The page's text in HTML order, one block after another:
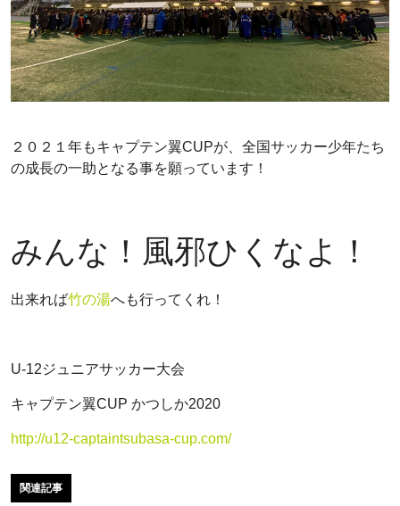
２０２１年もキャプテン翼CUPが、全国サッカー少年たち
の成長の一助となる事を願っています！
みんな！風邪ひくなよ！
出来れば竹の湯へも行ってくれ！
U-12ジュニアサッカー大会
キャプテン翼CUP かつしか2020
http://u12-captaintsubasa-cup.com/
関連記事